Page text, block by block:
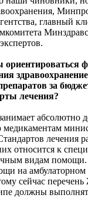
главный
за
лечения?
лечения
относится к
видам помощи.
на амбулаторном
сейчас
должны